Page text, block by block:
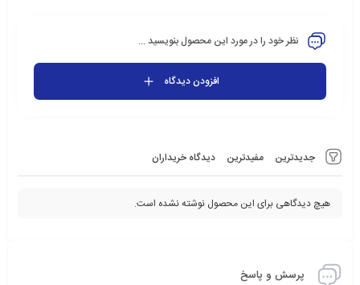
جدیدترین مفیدترین دیدگاه خریداران
هیچ دیدگاهی برای این محصول نوشته نشده است.
نظر خود را در مورد این محصول بنویسید ...
افزودن دیدگاه
پرسش و پاسخ